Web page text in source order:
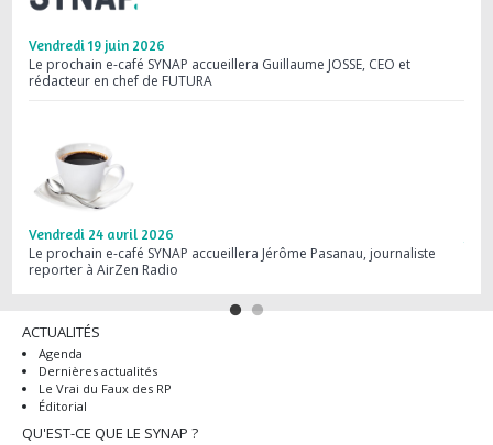
Vendredi 19 juin 2026
Le prochain e-café SYNAP accueillera Guillaume JOSSE, CEO et
rédacteur en chef de FUTURA
Vendredi 24 avril 2026
Le prochain e-café SYNAP accueillera Jérôme Pasanau, journaliste
reporter à AirZen Radio
ACTUALITÉS
Agenda
Dernières actualités
Le Vrai du Faux des RP
Éditorial
QU'EST-CE QUE LE SYNAP ?